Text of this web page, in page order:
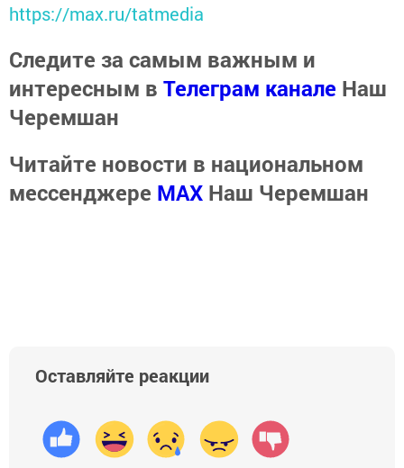
https://max.ru/tatmedia
Следите за самым важным и
интересным в Телеграм канале Наш
Черемшан
Читайте новости в национальном
мессенджере MАХ Наш Черемшан
Оставляйте реакции